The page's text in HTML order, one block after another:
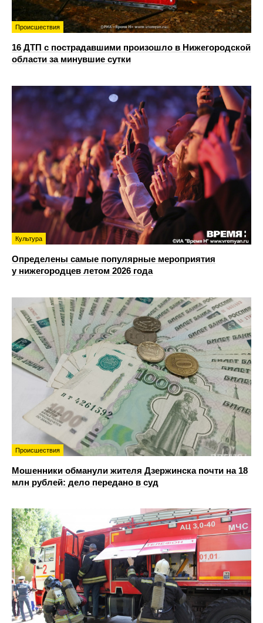
Происшествия
16 ДТП с пострадавшими произошло в Нижегородской
области за минувшие сутки
Культура
Определены самые популярные мероприятия
у нижегородцев летом 2026 года
Происшествия
Мошенники обманули жителя Дзержинска почти на 18
млн рублей: дело передано в суд